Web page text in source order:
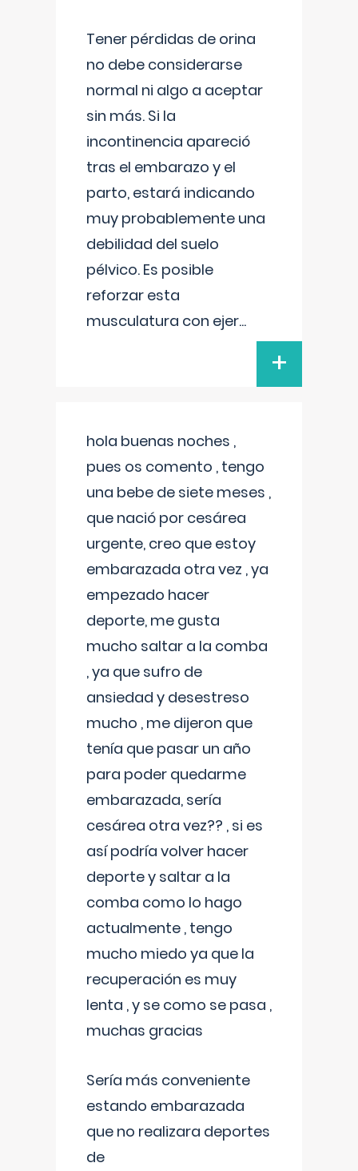
Tener pérdidas de orina
no debe considerarse
normal ni algo a aceptar
sin más. Si la
incontinencia apareció
tras el embarazo y el
parto, estará indicando
muy probablemente una
debilidad del suelo
pélvico. Es posible
reforzar esta
musculatura con ejer...
+
hola buenas noches ,
pues os comento , tengo
una bebe de siete meses ,
que nació por cesárea
urgente, creo que estoy
embarazada otra vez , ya
empezado hacer
deporte, me gusta
mucho saltar a la comba
, ya que sufro de
ansiedad y desestreso
mucho , me dijeron que
tenía que pasar un año
para poder quedarme
embarazada, sería
cesárea otra vez?? , si es
así podría volver hacer
deporte y saltar a la
comba como lo hago
actualmente , tengo
mucho miedo ya que la
recuperación es muy
lenta , y se como se pasa ,
muchas gracias
Sería más conveniente
estando embarazada
que no realizara deportes
de